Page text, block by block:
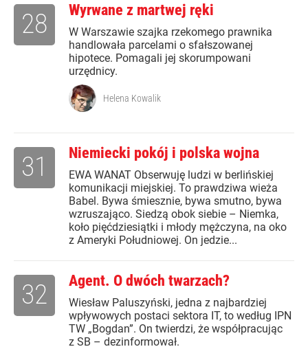
Wyrwane z martwej ręki
W Warszawie szajka rzekomego prawnika
handlowała parcelami o sfałszowanej
hipotece. Pomagali jej skorumpowani
urzędnicy.
28
Helena Kowalik
Niemiecki pokój i polska wojna
EWA WANAT Obserwuję ludzi w berlińskiej
komunikacji miejskiej. To prawdziwa wieża
Babel. Bywa śmiesznie, bywa smutno, bywa
wzruszająco. Siedzą obok siebie – Niemka,
koło pięćdziesiątki i młody mężczyna, na oko
z Ameryki Południowej. On jedzie...
31
Agent. O dwóch twarzach?
Wiesław Paluszyński, jedna z najbardziej
wpływowych postaci sektora IT, to według IPN
TW „Bogdan”. On twierdzi, że współpracując
z SB – dezinformował.
32